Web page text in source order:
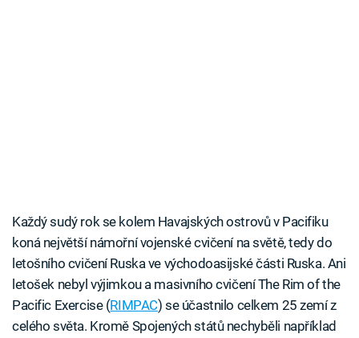
Každý sudý rok se kolem Havajských ostrovů v Pacifiku
koná největší námořní vojenské cvičení na světě, tedy do
letošního cvičení Ruska ve východoasijské části Ruska. Ani
letošek nebyl výjimkou a masivního cvičení The Rim of the
Pacific Exercise (RIMPAC) se účastnilo celkem 25 zemí z
celého světa. Kromě Spojených států nechyběli například